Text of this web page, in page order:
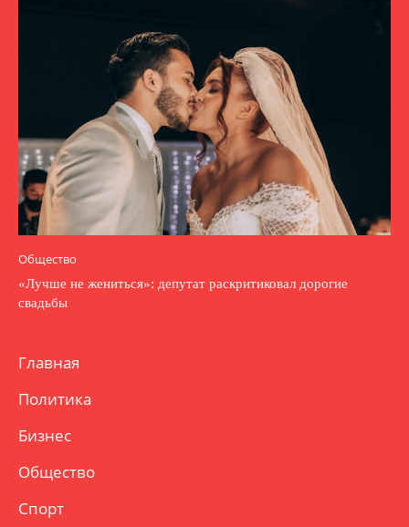
Общество
«Лучше не жениться»: депутат раскритиковал дорогие
свадьбы
Главная
Политика
Бизнес
Общество
Спорт